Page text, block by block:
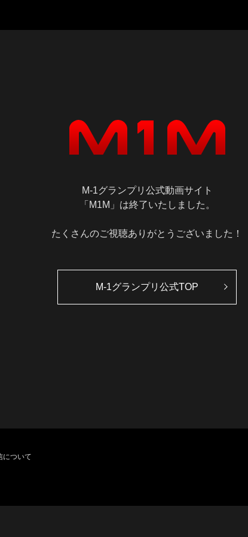
M-1グランプリ公式動画サイト
「M1M」は終了いたしました。
たくさんのご視聴ありがとうございました！
M-1グランプリ公式TOP
について